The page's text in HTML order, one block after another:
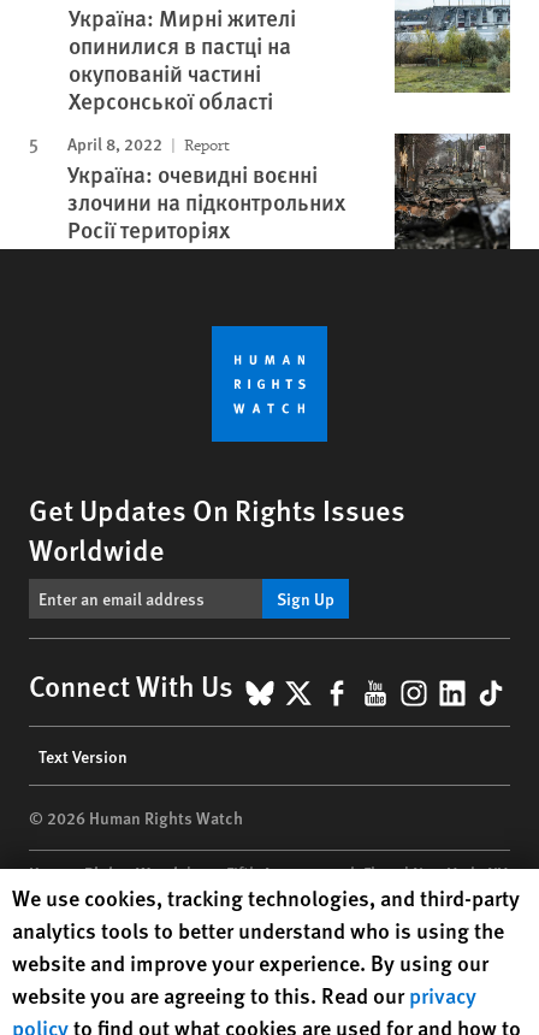
Україна: Мирні жителі
опинилися в пастці на
окупованій частині
Херсонської області
April 8, 2022 Report
Україна: очевидні воєнні
злочини на підконтрольних
Росії територіях
Get Updates On Rights Issues
Worldwide
Sign Up
Connect With Us BlueSky
X Facebook
YouTube
menu
Text Version
© 2026 Human Rights Watch
Human Rights Watch| 350 Fifth Avenue, 34th Floor | New York,NY
10118-3299USA|t 1.212.290.4700
Human Rights Watchis a 501(C)(3) nonprofit registered in the US
under EIN: 13-2875808
Human Rights Watch cookie preferences
We use cookies, tracking technologies, and third-party
analytics tools to better understand who is using the
website and improve your experience. By using our
website you are agreeing to this. Read ourprivacy
policyto find out what cookies are used for and how to